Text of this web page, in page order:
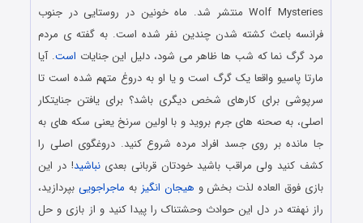
Wolf Mysteries منتشر شد. ماه خونین در روستایی در جنوب
فرانسه باعث کشته شدن چندین نفر شده است. به گفته ی مردم
مرد گرگ نما که شب ها ظاهر می شود، دلیل این جنایات است. آیا
مارتا پاسیو واقعا یک گرگ است و یا او به دروغ متهم شده است تا
سرپوشی برای کارهای شخص دیگری باشد؟ برای یافتن جنایتکار
اصلی، به صحنه های جرم بروید و با اولین سرنخ یعنی سکه های به
جا مانده بر روی جسد افراد مرده شروع کنید. دروغگوی اصلی را
کشف کنید ولی مراقب باشید خودتان قربانی بعدینباشید! در این
بازی فوق العاده لذت بخش و هیجان انگیز به ماجراجوییبپردازید،
راز نهفته در دل این حوادث وحشتناک را پیدا کنید و از بازی و حل